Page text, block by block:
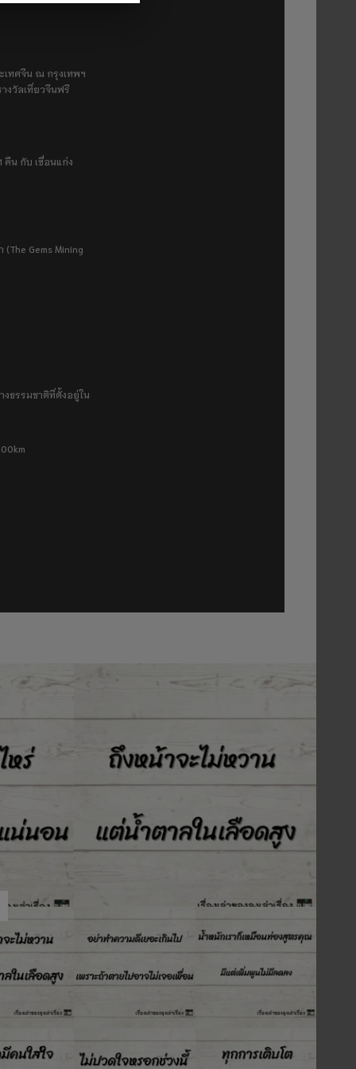
เทศจีน ณ กรุงเทพฯ
งวัลเที่ยวจีนฟรี
คืน กับ เขื่อนแก่ง
Gems Mining
งธรรมชาติที่ตั้งอยู่ใน